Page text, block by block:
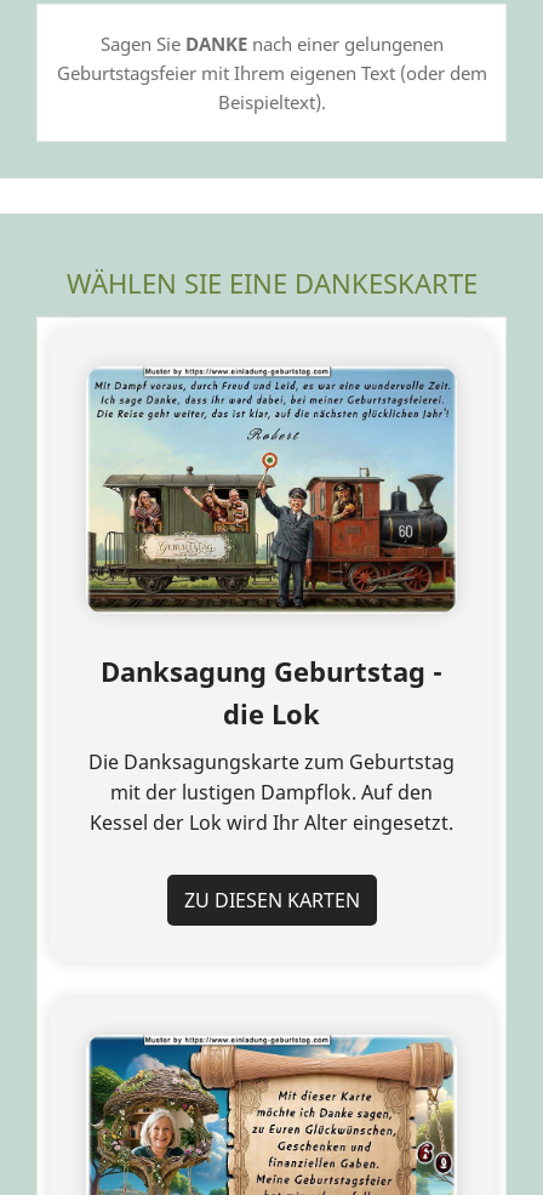
Sagen Sie DANKE nach einer gelungenen
Geburtstagsfeier mit Ihrem eigenen Text (oder dem
Beispieltext).
WÄHLEN SIE EINE DANKESKARTE
Danksagung Geburtstag -
die Lok
Die Danksagungskarte zum Geburtstag
mit der lustigen Dampflok. Auf den
Kessel der Lok wird Ihr Alter eingesetzt.
ZU DIESEN KARTEN